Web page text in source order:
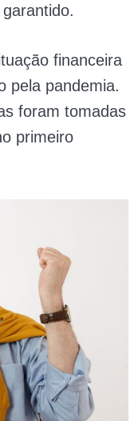
financeira
pela pandemia.
foram tomadas
primeiro